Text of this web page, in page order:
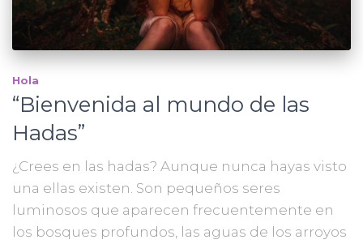
Hola
“Bienvenida al mundo de las
Hadas”
¿Crees en las hadas? Aunque nunca hayas visto
una ellas existen. Son pequeños seres
luminosos que aparecen frecuentemente en
los bosques profundos, las aguas de los arroyos